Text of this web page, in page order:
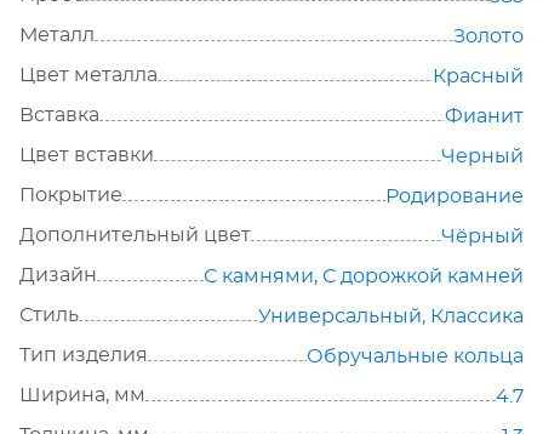
Металл
Золото
Цвет металла
Красный
Вставка
Фианит
Цвет вставки
Черный
Покрытие
Родирование
Дополнительный цвет
Чёрный
Дизайн
С камнями, С дорожкой камней
Стиль
Универсальный, Классика
Тип изделия
Обручальные кольца
Ширина, мм
4.7